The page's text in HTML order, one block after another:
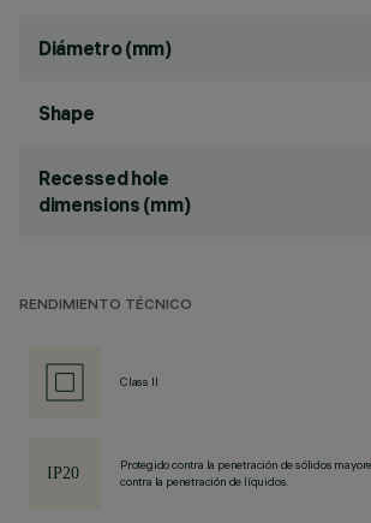
Diámetro (mm)
Shape
Recessed hole
dimensions (mm)
RENDIMIENTO TÉCNICO
Class II
Protegido contra la penetración de sólidos
contra la penetración de líquidos.